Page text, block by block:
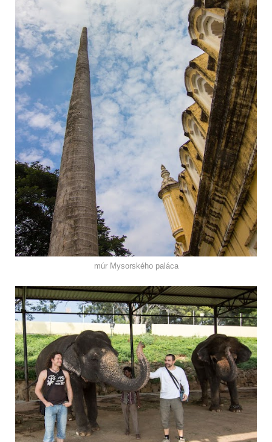
múr Mysorského paláca